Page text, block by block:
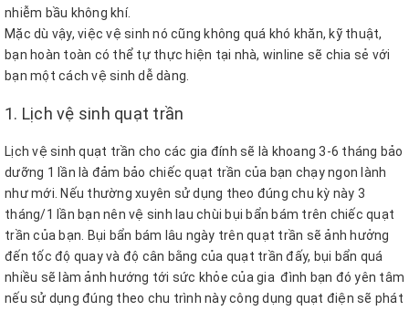
nhiễm bầu không khí.
Mặc dù vậy, việc vệ sinh nó cũng không quá khó khăn, kỹ thuật,
bạn hoàn toàn có thể tự thực hiện tại nhà, winline sẽ chia sẻ với
bạn một cách vệ sinh dễ dàng.
1. Lịch vệ sinh quạt trần
Lịch vệ sinh quạt trần cho các gia đính sẽ là khoang 3-6 tháng bảo
dưỡng 1 lần là đảm bảo chiếc quạt trần của bạn chạy ngon lành
như mới. Nếu thường xuyên sử dụng theo đúng chu kỳ này 3
tháng/1 lần bạn nên vệ sinh lau chùi bụi bẩn bám trên chiếc quạt
trần của bạn. Bụi bẩn bám lâu ngày trên quạt trần sẽ ảnh hưởng
đến tốc độ quay và độ cân bằng của quạt trần đấy, bụi bẩn quá
nhiều sẽ làm ảnh hướng tới sức khỏe của gia đình bạn đó yên tâm
nếu sử dụng đúng theo chu trình này công dụng quạt điện sẽ phát